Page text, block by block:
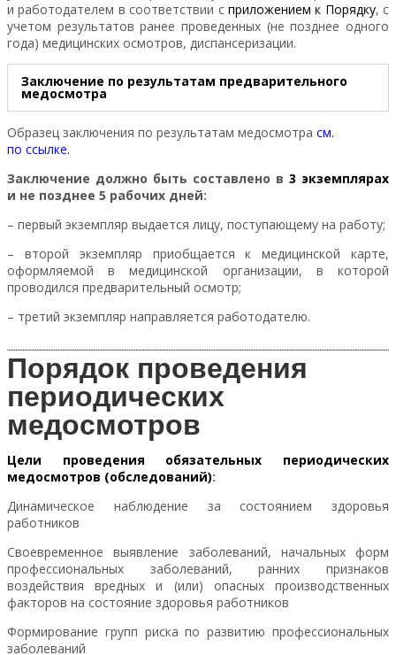
и работодателем в соответствии с приложением к Порядку, с
учетом результатов ранее проведенных (не позднее одного
года) медицинских осмотров, диспансеризации.
Заключение по результатам предварительного
медосмотра
Образец заключения по результатам медосмотра см.
по ссылке.
Заключение должно быть составлено в 3 экземплярах
и не позднее 5 рабочих дней:
– первый экземпляр выдается лицу, поступающему на работу;
– второй экземпляр приобщается к медицинской карте,
оформляемой в медицинской организации, в которой
проводился предварительный осмотр;
– третий экземпляр направляется работодателю.
Порядок проведения
периодических
медосмотров
Цели проведения обязательных периодических
медосмотров (обследований):
Динамическое наблюдение за состоянием здоровья
работников
Своевременное выявление заболеваний, начальных форм
профессиональных заболеваний, ранних признаков
воздействия вредных и (или) опасных производственных
факторов на состояние здоровья работников
Формирование групп риска по развитию профессиональных
заболеваний